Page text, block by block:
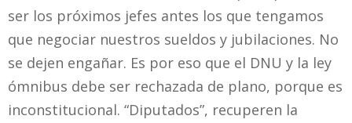
ser los próximos jefes antes los que tengamos
que negociar nuestros sueldos y jubilaciones. No
se dejen engañar. Es por eso que el DNU y la ley
ómnibus debe ser rechazada de plano, porque es
inconstitucional. “Diputados”, recuperen la